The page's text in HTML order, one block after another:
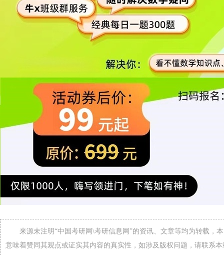
来源未注明“中国考研网\考研信息网”的资讯、文章等均为转载，
意味着赞同其观点或证实其内容的真实性，如涉及版权问题，请联系